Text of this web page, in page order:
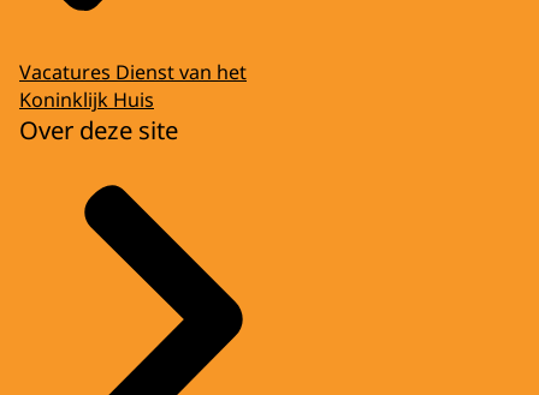
Vacatures Dienst van het
Koninklijk Huis
Over deze site